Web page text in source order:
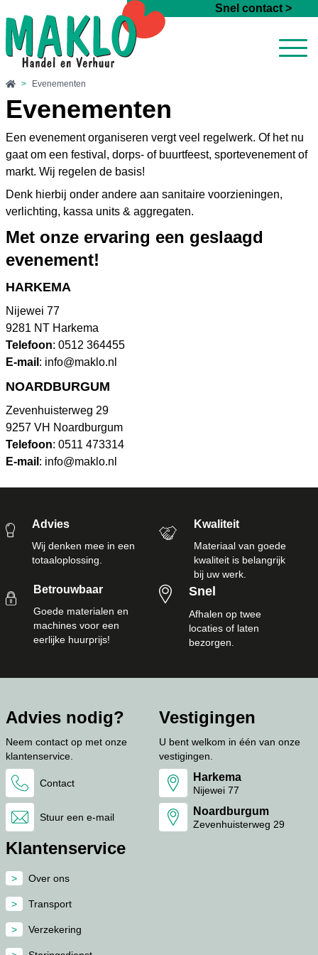
Snel contact >
> Evenementen
Evenementen
Een evenement organiseren vergt veel regelwerk. Of het nu
gaat om een festival, dorps- of buurtfeest, sportevenement of
markt. Wij regelen de basis!
Denk hierbij onder andere aan sanitaire voorzieningen,
verlichting, kassa units & aggregaten.
Met onze ervaring een geslaagd
evenement!
HARKEMA
Nijewei 77
9281 NT Harkema
Telefoon: 0512 364455
E-mail : info@maklo.nl
NOARDBURGUM
Zevenhuisterweg 29
9257 VH Noardburgum
Telefoon: 0511 473314
E-mail : info@maklo.nl
Advies
Wij denken mee in een
totaaloplossing.
Kwaliteit
Materiaal van goede
kwaliteit is belangrijk
bij uw werk.
Betrouwbaar
Goede materialen en
machines voor een
eerlijke huurprijs!
Snel
Afhalen op twee
locaties of laten
bezorgen.
Advies nodig?
Neem contact op met onze
klantenservice.
Contact
Stuur een e-mail
Vestigingen
U bent welkom in één van onze
vestigingen.
Harkema
Nijewei 77
Noardburgum
Zevenhuisterweg 29
Klantenservice
Over ons
Transport
Verzekering